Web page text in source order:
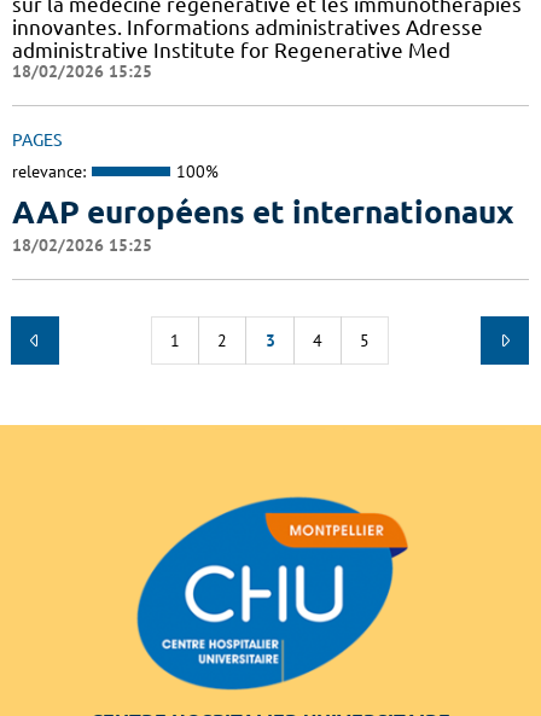
innovantes. Informations administratives Adresse
administrative Institute for Regenerative Med
18/02/2026 15:25
PAGES
relevance: 100%
AAP européens et internationaux
18/02/2026 15:25
1 2 3 4 5